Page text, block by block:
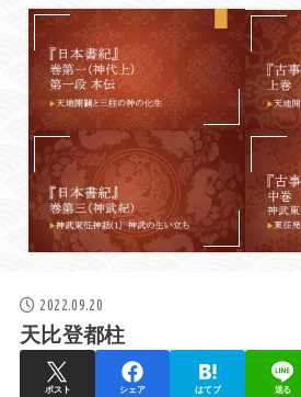
2022.09.20
天比登都柱
ポスト シェア はてブ 送る